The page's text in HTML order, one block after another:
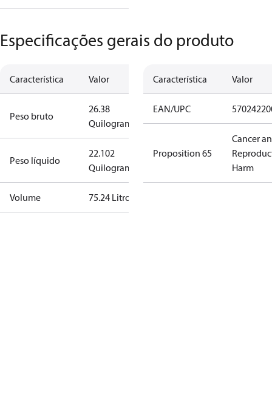
Especificações gerais do produto
Característica Valor
Peso bruto
26.38
Quilograma
Peso líquido
22.102
Quilograma
Volume 75.24 Litro
Característica Valor
EAN/UPC
Proposition 65
Cancer
Harm